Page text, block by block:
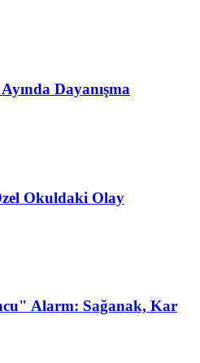
Dayanışma
Okuldaki Olay
Alarm: Sağanak, Kar